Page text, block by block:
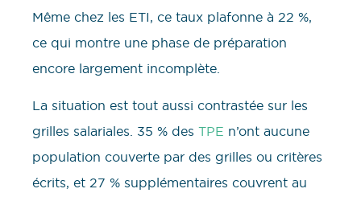
Même chez les ETI, ce taux plafonne à 22 %,
ce qui montre une phase de préparation
encore largement incomplète.
La situation est tout aussi contrastée sur les
grilles salariales. 35 % des TPE n’ont aucune
population couverte par des grilles ou critères
écrits, et 27 % supplémentaires couvrent au